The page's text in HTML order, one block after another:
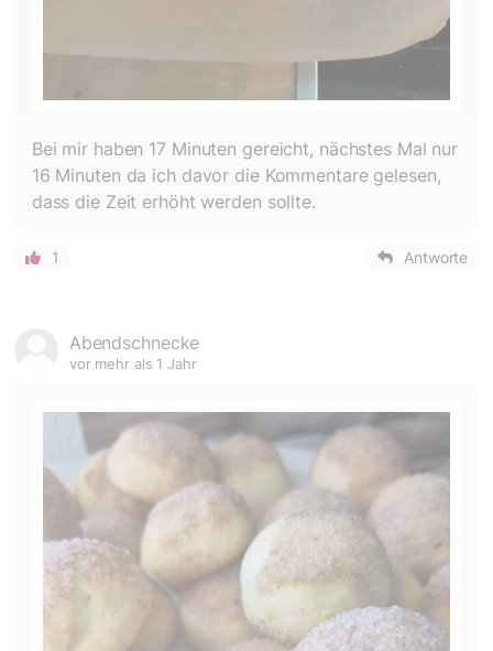
Bei mir haben 17 Minuten gereicht, nächstes Mal nur
16 Minuten da ich davor die Kommentare gelesen,
dass die Zeit erhöht werden sollte.
1 Antworte
Abendschnecke
vor mehr als 1 Jahr